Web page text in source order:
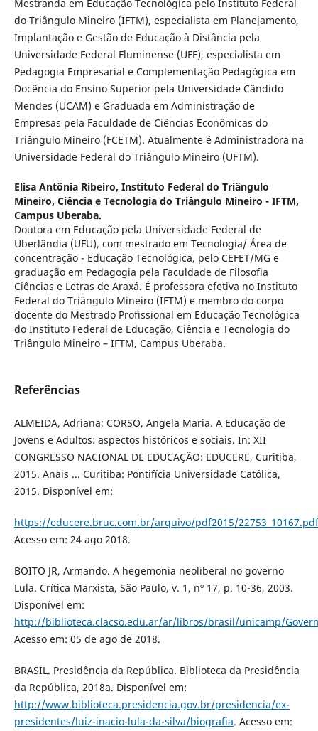
Mestranda em Educação Tecnológica pelo Instituto Federal
do Triângulo Mineiro (IFTM), especialista em Planejamento,
Implantação e Gestão de Educação à Distância pela
Universidade Federal Fluminense (UFF), especialista em
Pedagogia Empresarial e Complementação Pedagógica em
Docência do Ensino Superior pela Universidade Cândido
Mendes (UCAM) e Graduada em Administração de
Empresas pela Faculdade de Ciências Econômicas do
Triângulo Mineiro (FCETM). Atualmente é Administradora na
Universidade Federal do Triângulo Mineiro (UFTM).
Elisa Antônia Ribeiro, Instituto Federal do Triângulo
Mineiro, Ciência e Tecnologia do Triângulo Mineiro - IFTM,
Campus Uberaba.
Doutora em Educação pela Universidade Federal de
Uberlândia (UFU), com mestrado em Tecnologia/ Área de
concentração - Educação Tecnológica, pelo CEFET/MG e
graduação em Pedagogia pela Faculdade de Filosofia
Ciências e Letras de Araxá. É professora efetiva no Instituto
Federal do Triângulo Mineiro (IFTM) e membro do corpo
docente do Mestrado Profissional em Educação Tecnológica
do Instituto Federal de Educação, Ciência e Tecnologia do
Triângulo Mineiro – IFTM, Campus Uberaba.
Referências
ALMEIDA, Adriana; CORSO, Angela Maria. A Educação de
Jovens e Adultos: aspectos históricos e sociais. In: XII
CONGRESSO NACIONAL DE EDUCAÇÃO: EDUCERE, Curitiba,
2015. Anais ... Curitiba: Pontifícia Universidade Católica,
2015. Disponível em:
https://educere.bruc.com.br/arquivo/pdf2015/22753_10167.pdf
Acesso em: 24 ago 2018.
BOITO JR, Armando. A hegemonia neoliberal no governo
Lula. Crítica Marxista, São Paulo, v. 1, nº 17, p. 10-36, 2003.
Disponível em:
http://biblioteca.clacso.edu.ar/ar/libros/brasil/unicamp/
Acesso em: 05 de ago de 2018.
BRASIL. Presidência da República. Biblioteca da Presidência
da República, 2018a. Disponível em:
http://www.biblioteca.presidencia.gov.br/presidencia/ex-
presidentes/luiz-inacio-lula-da-silva/biografia. Acesso em: